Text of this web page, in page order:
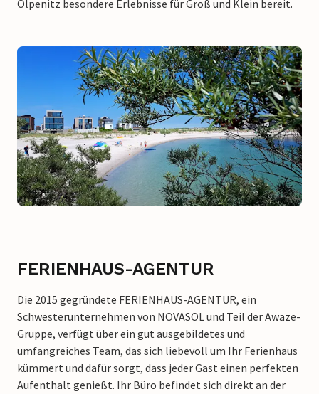
Olpenitz besondere Erlebnisse für Groß und Klein bereit.
FERIENHAUS-AGENTUR
Die 2015 gegründete FERIENHAUS-AGENTUR, ein
Schwesterunternehmen von NOVASOL und Teil der Awaze-
Gruppe, verfügt über ein gut ausgebildetes und
umfangreiches Team, das sich liebevoll um Ihr Ferienhaus
kümmert und dafür sorgt, dass jeder Gast einen perfekten
Aufenthalt genießt. Ihr Büro befindet sich direkt an der